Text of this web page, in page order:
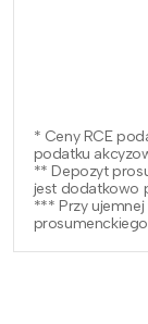
* Ceny RCE
podatku
** Depozyt
jest dodatkowo
*** Przy